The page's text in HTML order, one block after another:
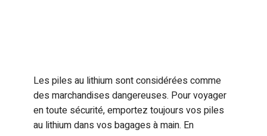
Les piles au lithium sont considérées comme
des marchandises dangereuses. Pour voyager
en toute sécurité, emportez toujours vos piles
au lithium dans vos bagages à main. En